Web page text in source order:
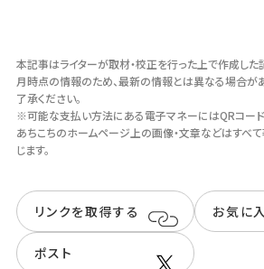
駐車場
無
＠
本記事はライターが取材・校正を行った上で作成した
月時点の情報のため、最新の情報とは異なる場合が
了承ください。
※可能な支払い方法にある電子マネーにはQRコード
あちこちのホームページ上の画像・⽂章などはすべ
じます。
リンクを取得する お気に
ポスト